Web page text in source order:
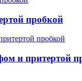
пробкой
и притертой